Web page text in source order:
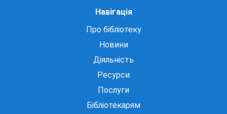
Навігація
Про бібліотеку
Новини
Діяльність
Ресурси
Послуги
Бібліотекарям